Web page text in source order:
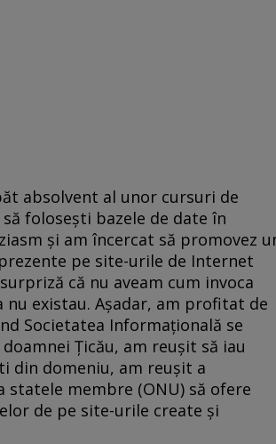
absolvent al unor cursuri de
foloseşti bazele de date în
şi am încercat să promovez
pe site-urile de Internet
că nu aveam cum invoca
existau. Aşadar, am profitat de
Societatea Informaţională se
Ţicău, am reuşit să iau
din domeniu, am reuşit a
membre (ONU) să ofere
de pe site-urile create şi